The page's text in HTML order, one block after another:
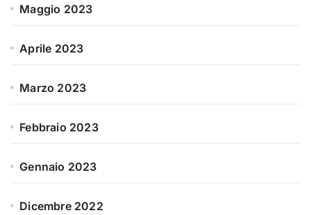
Maggio 2023
Aprile 2023
Marzo 2023
Febbraio 2023
Gennaio 2023
Dicembre 2022